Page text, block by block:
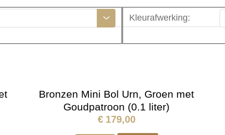
Kleurafwerking:
Bronzen Mini Bol Urn, Groen met
Goudpatroon (0.1 liter)
€ 179,00